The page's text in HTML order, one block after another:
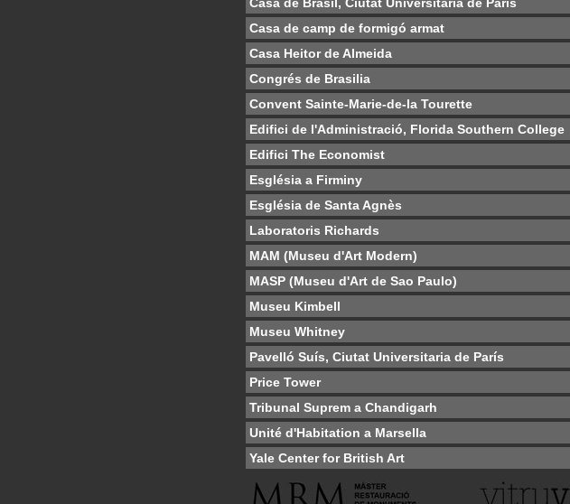
Casa de camp de formigó armat
Casa Heitor de Almeida
Congrés de Brasilia
Convent Sainte-Marie-de-la Tourette
Edifici de l'Administració, Florida Southern College
Edifici The Economist
Església a Firminy
Església de Santa Agnès
Laboratoris Richards
MAM (Museu d'Art Modern)
MASP (Museu d'Art de Sao Paulo)
Museu Kimbell
Museu Whitney
Pavelló Suís, Ciutat Universitaria de París
Price Tower
Tribunal Suprem a Chandigarh
Unité d'Habitation a Marsella
Yale Center for British Art